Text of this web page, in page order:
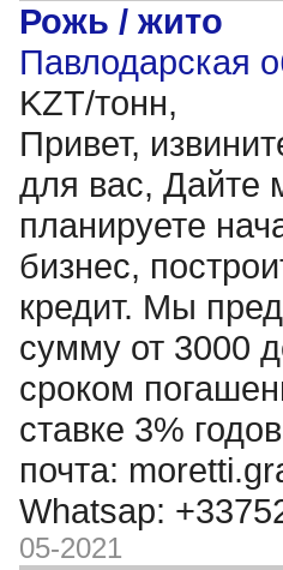
Рожь / жито
Павлодарская
KZT/тонн,
Привет,
для вас, Дайте
планируете
бизнес,
кредит. Мы
сумму от 3000
сроком
ставке 3%
почта:
Whatsap:
05-2021